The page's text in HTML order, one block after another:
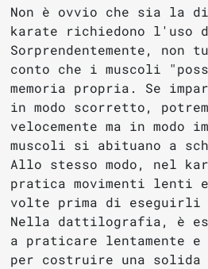
Non è ovvio che sia la
karate richiedono l'uso
Sorprendentemente, non
conto che i muscoli
memoria propria. Se
in modo scorretto,
velocemente ma in modo
muscoli si abituano a
Allo stesso modo, nel
pratica movimenti lenti
volte prima di eseguirli
Nella dattilografia, è
a praticare lentamente e
per costruire una solida